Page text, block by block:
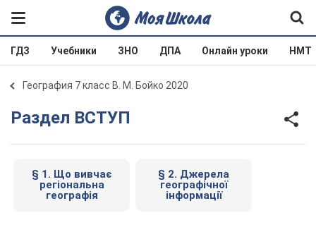
ГДЗ Учебники ЗНО ДПА Онлайн уроки НМТ
География 7 класс В. М. Бойко 2020
Раздел ВСТУП
§ 1. Що вивчає
регіональна
географія
§ 2. Джерела
географічної
інформації